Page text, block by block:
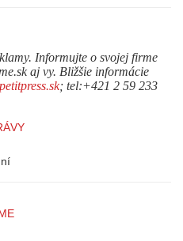
Informujte o svojej firme
aj vy. Bližšie informácie
; tel:+421 2 59 233